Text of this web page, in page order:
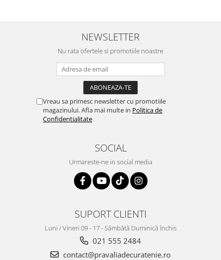
NEWSLETTER
Nu rata ofertele si promotiile noastre
Vreau sa primesc newsletter cu promotiile
magazinului. Afla mai multe in Politica de
Confidentialitate
SOCIAL
Urmareste-ne in social media
SUPORT CLIENTI
Luni / Vineri 09 - 17 - Sâmbătă Duminică închis
021 555 2484
contact@pravaliadecuratenie.ro